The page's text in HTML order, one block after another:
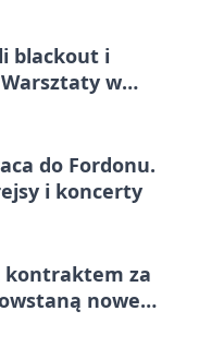
blackout i
w
do Fordonu.
i koncerty
kontraktem za
nowe